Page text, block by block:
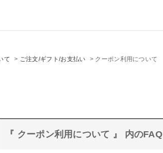
て > ご注文/ギフト/お支払い > クーポン利用について
『 クーポン利用について 』 内のFAQ